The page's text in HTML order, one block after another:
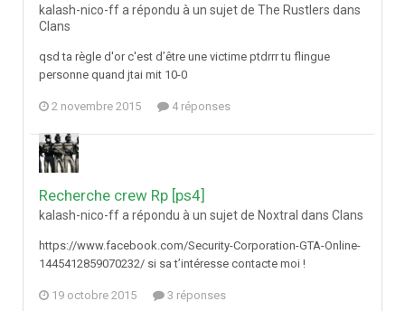
kalash-nico-ff a répondu à un sujet de The Rustlers dans
Clans
qsd ta règle d'or c'est d’être une victime ptdrrr tu flingue
personne quand jtai mit 10-0
2 novembre 2015 4 réponses
Recherche crew Rp [ps4]
kalash-nico-ff a répondu à un sujet de Noxtral dans Clans
https://www.facebook.com/Security-Corporation-GTA-Online-
1445412859070232/ si sa t’intéresse contacte moi !
19 octobre 2015 3 réponses